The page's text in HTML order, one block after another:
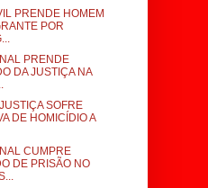
PRENDE HOMEM
POR
PRENDE
DA JUSTIÇA NA
SOFRE
DE HOMICÍDIO A
CUMPRE
DE PRISÃO NO